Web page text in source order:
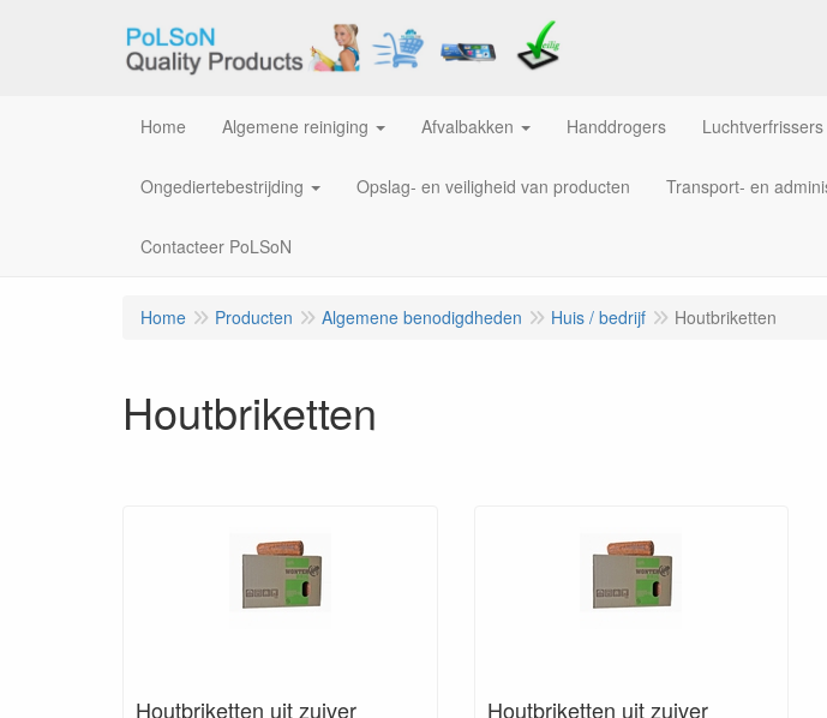
Home Algemene reiniging Afvalbakken Handdrogers
Ongediertebestrijding Opslag- en veiligheid van producten Transport- en
Contacteer PoLSoN
Home Producten Algemene benodigdheden Huis / bedrijf Houtbriketten
Houtbriketten
Houtbriketten uit zuiver Houtbriketten uit zuiver